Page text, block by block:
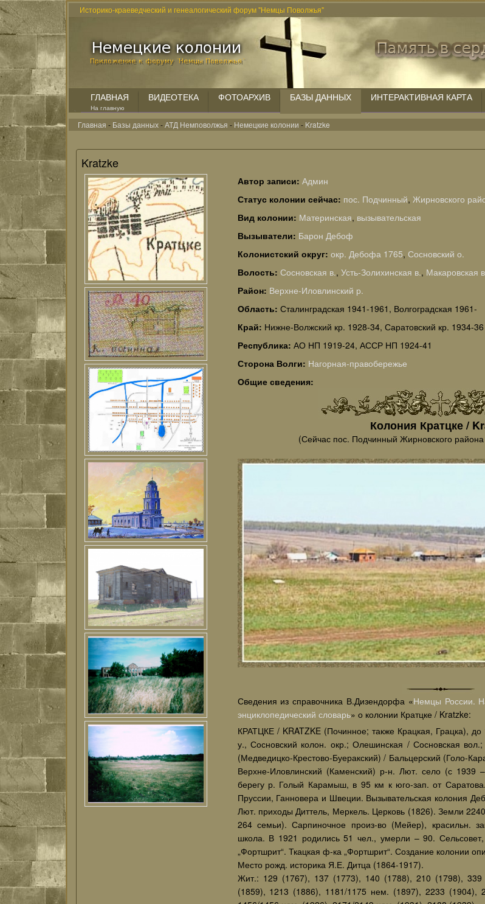
Историко-краеведческий и генеалогический форум "Немцы Поволжья"
ГЛАВНАЯ
На главную
ВИДЕОТЕКА ФОТОАРХИВ БАЗЫ ДАННЫХ ИНТЕРАКТИВНАЯ КАРТА
Главная - Базы данных-АТД Немповолжья - Немецкие колонии - Kratzke
Kratzke
Автор записи: Админ
Статус колонии сейчас: пос. Подчинный, Жирновского
Вид колонии: Материнская, вызывательская
Вызыватели: Барон Дебоф
Колонистский округ: окр. Дебофа 1765, Сосновский о.
Волость: Сосновская в., Усть-Золихинская в., Макаровская
Район: Верхне-Иловлинский р.
Область: Сталинградская 1941-1961, Волгоградская 1961-
Край: Нижне-Волжский кр. 1928-34, Саратовский кр. 1934-36
Республика: АО НП 1919-24, АССР НП 1924-41
Сторона Волги: Нагорная-правобережье
Общие сведения:
Колония Кратцке /
(Сейчас пос. Подчинный Жирновского района
Сведения из справочника В.Дизендорфа «Немцы России.
энциклопедический словарь» о колонии Кратцке / Kratzke:
КРАТЦКЕ / KRATZKE (Починное; также Крацкая, Грацка),
у., Сосновский колон. окр.; Олешинская / Сосновская
(Медведицко-Крестово-Буеракский) / Бальцерский (Голо-
Верхне-Иловлинский (Каменский) р-н. Лют. село (с
берегу р. Голый Карамыш, в 95 км к юго-зап. от
Пруссии, Ганновера и Швеции. Вызывательская колония
Лют. приходы Диттель, Меркель. Церковь (1826). Земли
264 семьи). Сарпиночное произ-во (Мейер), красильн.
школа. В 1921 родились 51 чел., умерли – 90.
„Фортшрит“. Ткацкая ф-ка „Фортшрит“. Создание колонии
Место рожд. историка Я.Е. Дитца (1864-1917).
Жит.: 129 (1767), 137 (1773), 140 (1788), 210 (1798),
(1859), 1213 (1886), 1181/1175 нем. (1897), 2233 (1904),